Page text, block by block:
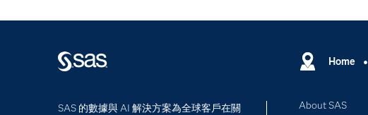
Home
SAS 的數據與 AI 解決方案為全球客戶在關
About SAS